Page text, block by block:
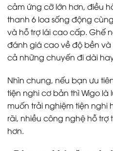
cảm ứng cỡ lớn hơn, điều
thanh 6 loa sống động
và hỗ trợ lái cao cấp. Ghế
đánh giá cao về độ bền
cả những chuyến đi dài
Nhìn chung, nếu bạn ưu
tiện nghi cơ bản thì Wigo là
muốn trải nghiệm tiện nghi
rãi, nhiều công nghệ hỗ trợ
hơn.